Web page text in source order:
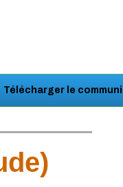
Télécharger le